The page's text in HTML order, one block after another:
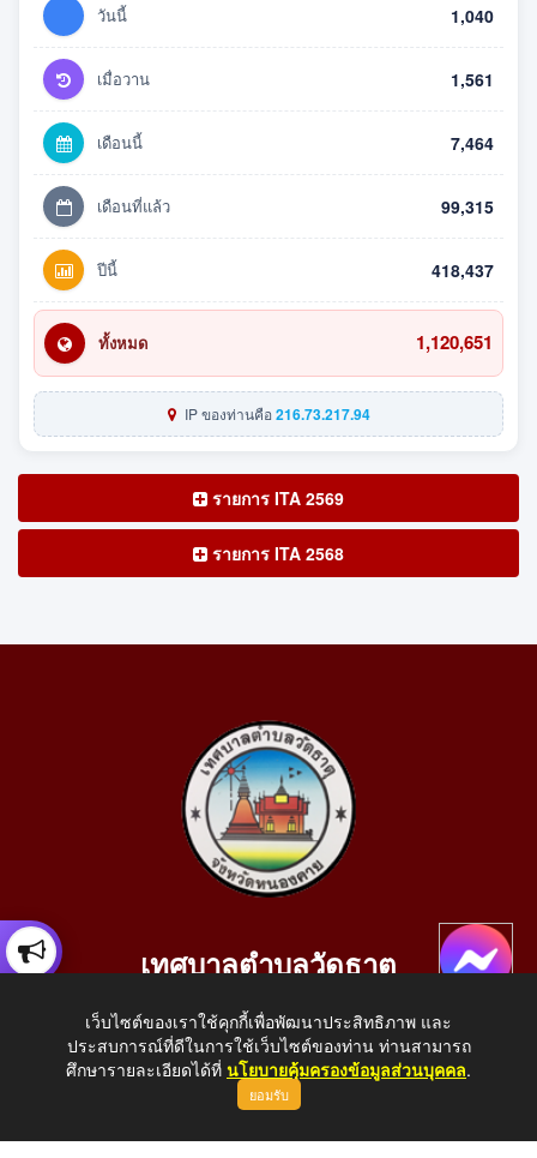
วันนี้ 1,040
เมื่อวาน 1,561
เดือนนี้ 7,464
เดือนที่แล้ว 99,315
ปีนี้ 418,437
ทั้งหมด 1,120,651
IP ของท่านคือ216.73.217.94
รายการ ITA 2569
รายการ ITA 2568
เทศบาลตำบลวัดธาตุ
อ.เมือง จ.หนองคาย 43000
โทรศัพท์: 042-414758 โทรสาร: 042-414759
E-Mail: saraban_05430110@dla.go.th
เว็บไซต์ของเราใช้คุกกี้เพื่อพัฒนาประสิทธิภาพ และ
ประสบการณ์ที่ดีในการใช้เว็บไซต์ของท่าน ท่านสามารถ
ศึกษารายละเอียดได้ที่ นโยบายคุ้มครองข้อมูลส่วนบุคคล.
ยอมรับ